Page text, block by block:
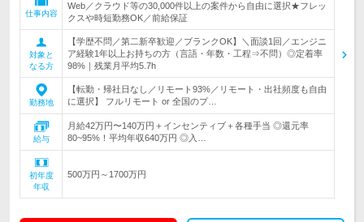
仕事内容
Web／クラウド等の30,000件以上の案件から自由に選択★フレッ
クスや時短勤務OK／前給保証
対象と
なる方
【学歴不問／第二新卒歓迎／ブランクOK】＼面談1回／エンジニ
ア経験1年以上お持ちの方（言語・年数・工程⇒不問）◎定着率
98%｜残業月平均5.7h
勤務地
【転勤・帰社日なし／リモート93%／リモート・出社頻度も自由
に選択】 フルリモート or 全国のプ…
給与
月給42万円〜140万円＋インセンティブ＋各種手当 ◎還元率
80~95%！平均年収640万円 ◎入…
初年度
年収
500万円～1700万円